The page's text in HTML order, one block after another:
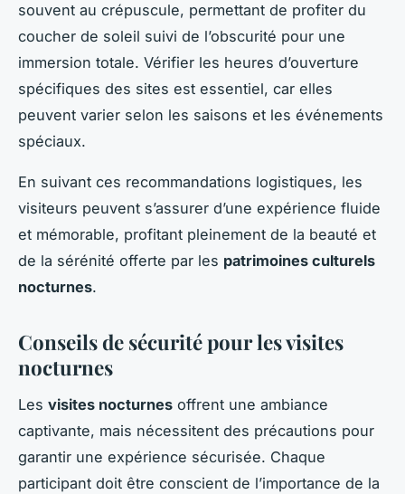
souvent au crépuscule, permettant de profiter du
coucher de soleil suivi de l’obscurité pour une
immersion totale. Vérifier les heures d’ouverture
spécifiques des sites est essentiel, car elles
peuvent varier selon les saisons et les événements
spéciaux.
En suivant ces recommandations logistiques, les
visiteurs peuvent s’assurer d’une expérience fluide
et mémorable, profitant pleinement de la beauté et
de la sérénité offerte par les patrimoines culturels
nocturnes.
Conseils de sécurité pour les visites
nocturnes
Les visites nocturnes offrent une ambiance
captivante, mais nécessitent des précautions pour
garantir une expérience sécurisée. Chaque
participant doit être conscient de l’importance de la